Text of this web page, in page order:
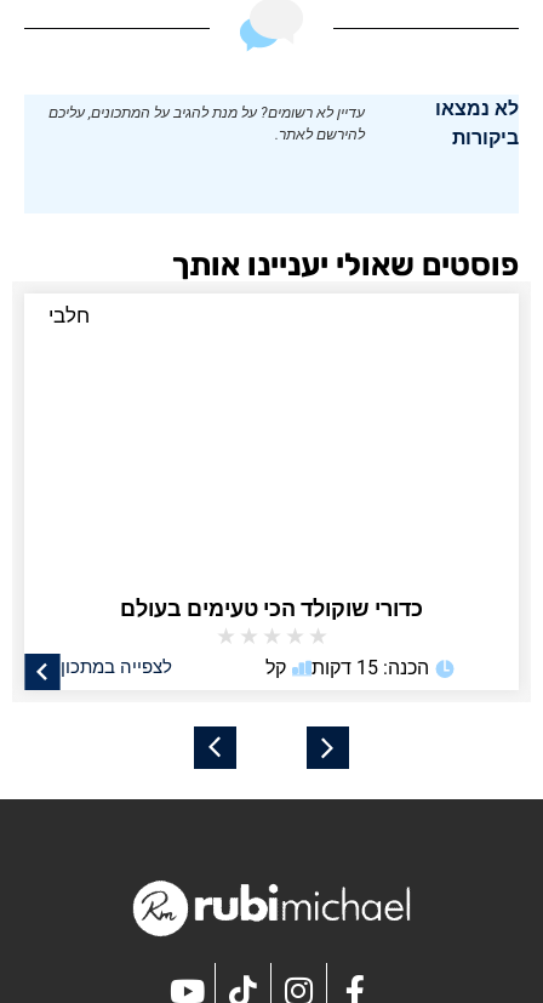
לא נמצאו
ביקורות
עדיין לא רשומים? על מנת להגיב על המתכונים, עליכם
להירשם לאתר.
פוסטים שאולי יעניינו אותך
חלבי
כדורי שוקולד הכי טעימים בעולם
★
★
★
★
★
לצפייה במתכון הכנה: 15 דקות קל